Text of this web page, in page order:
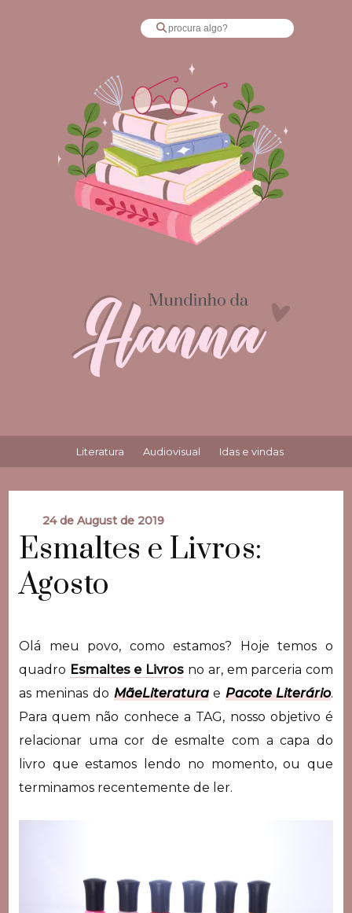
Literatura Audiovisual Idas e vindas
24 de August de 2019
Esmaltes e Livros:
Agosto
Olá meu povo, como estamos? Hoje temos o
quadro Esmaltes e Livros no ar, em parceria com
as meninas do MãeLiteraturae Pacote Literário.
Para quem não conhece a TAG, nosso objetivo é
relacionar uma cor de esmalte com a capa do
livro que estamos lendo no momento, ou que
terminamos recentemente de ler.